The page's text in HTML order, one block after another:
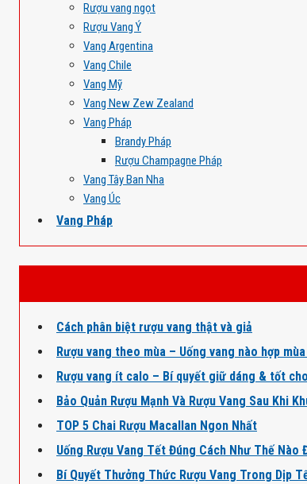
Rượu vang ngọt
Rượu Vang Ý
Vang Argentina
Vang Chile
Vang Mỹ
Vang New Zew Zealand
Vang Pháp
Brandy Pháp
Rượu Champagne Pháp
Vang Tây Ban Nha
Vang Úc
Vang Pháp
Cách phân biệt rượu vang thật và giả
Rượu vang theo mùa – Uống vang nào hợp
Rượu vang ít calo – Bí quyết giữ dáng & tốt
Bảo Quản Rượu Mạnh Và Rượu Vang Sau Khi
TOP 5 Chai Rượu Macallan Ngon Nhất
Uống Rượu Vang Tết Đúng Cách Như Thế Nào
Bí Quyết Thưởng Thức Rượu Vang Trong Dịp